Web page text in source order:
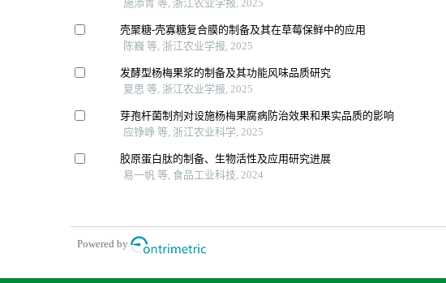
施添青 等, 浙江农业学报, 2025
壳聚糖-壳寡糖复合膜的制备及其在草莓保鲜中的应用
陈巍 等, 浙江农业学报, 2025
发酵型杨梅果浆的制备及其功能风味品质研究
夏思 等, 浙江农业学报, 2025
芽孢杆菌制剂对设施杨梅果腐病防治效果和果实品质的影响
应铮峥 等, 浙江农业科学, 2025
胶原蛋白肽的制备、生物活性及应用研究进展
易一帆 等, 食品工业科技, 2024
Powered by